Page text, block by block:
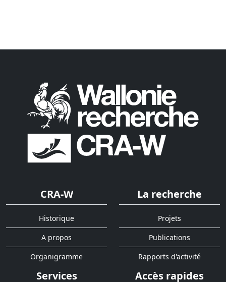
CRA-W
Historique
A propos
Organigramme
La recherche
Projets
Publications
Rapports d'activité
Services Accès rapides